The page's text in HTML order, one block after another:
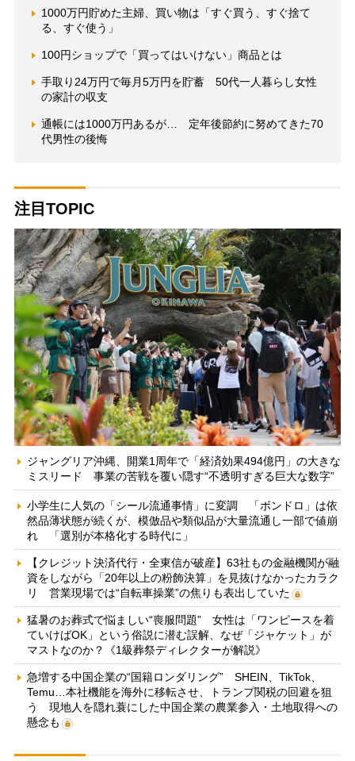
1000万円貯めた主婦、買い物は「すぐ買う、すぐ捨て
る、すぐ使う」
100円ショップで「買ってはいけない」商品とは
手取り24万円で毎月5万円を貯蓄 50代一人暮らし女性
の家計の収支
通帳には1000万円あるが… 定年後節約に努めてきた70
代男性の後悔
注目TOPIC
ジャングリア沖縄、開業1周年で「経済効果494億円」の大きな
ミスリード 事業の苦戦を覆い隠す“不透明すぎる巨大な数字”
小学生に人気の「シール流通事情」に変調 「ボンドロ」は依
然品薄状態が続くが、模倣品や類似品が大量流通し一部で値崩
れ 「選別が本格化する時代に」
【クレジット決済代行・全東信が破産】63社もの金融機関が融
資をしながら「20年以上の粉飾決算」を見抜けなかったカラク
リ 営業現場では“自転車操業”の焦りも表出していた
猛暑のお葬式で悩ましい“喪服問題” 女性は「ワンピースを着
ていけばOK」という俗説に潜む誤解、なぜ「ジャケット」が
マストなのか？《1級葬祭ディレクターが解説》
急増する中国企業の“国籍ロンダリング” SHEIN、TikTok、
Temu…本社機能を海外に移転させ、トランプ関税の回避を狙
う 現地人を隠れ蓑にした中国企業の農業参入・土地取得への
懸念も